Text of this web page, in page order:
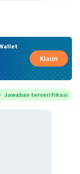
Klaim
Jawaban terverifikasi